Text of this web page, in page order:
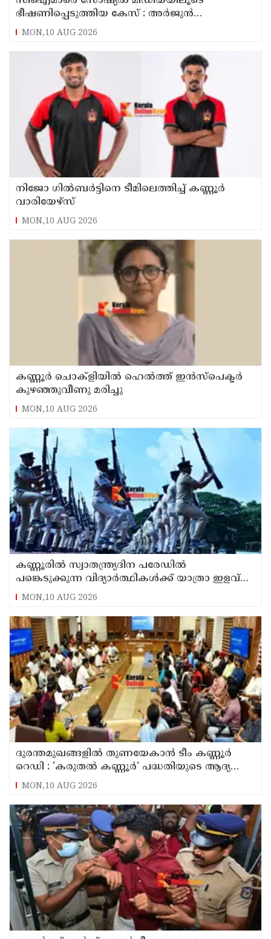
ഭീഷണിപ്പെടുത്തിയ കേസ് : അർജുൻ
ആയങ്കിയുടെ വീട്ടിൽ നിന്നും ലാപ്ടോപ്പ്
പിടിച്ചെടുത്ത്‌ പോലീസ്
MON,10 AUG 2026
നിജോ ഗിൽബർട്ടിനെ ടീമിലെത്തിച്ച് കണ്ണൂർ
വാരിയേഴ്സ്
MON,10 AUG 2026
കണ്ണൂർ ചൊക്ളിയിൽ ഹെൽത്ത് ഇൻസ്പെക്ടർ
കുഴഞ്ഞുവീണു മരിച്ചു
MON,10 AUG 2026
കണ്ണൂരിൽ സ്വാതന്ത്ര്യദിന പരേഡിൽ
പങ്കെടുക്കുന്ന വിദ്യാർത്ഥികൾക്ക് യാത്രാ ഇളവ്
അനുവദിക്കും
MON,10 AUG 2026
ദുരന്തമുഖങ്ങളിൽ തുണയേകാൻ ടീം കണ്ണൂർ
റെഡി : 'കരുതൽ കണ്ണൂർ' പദ്ധതിയുടെ ആദ്യ
യോഗം ചേർന്നു
MON,10 AUG 2026